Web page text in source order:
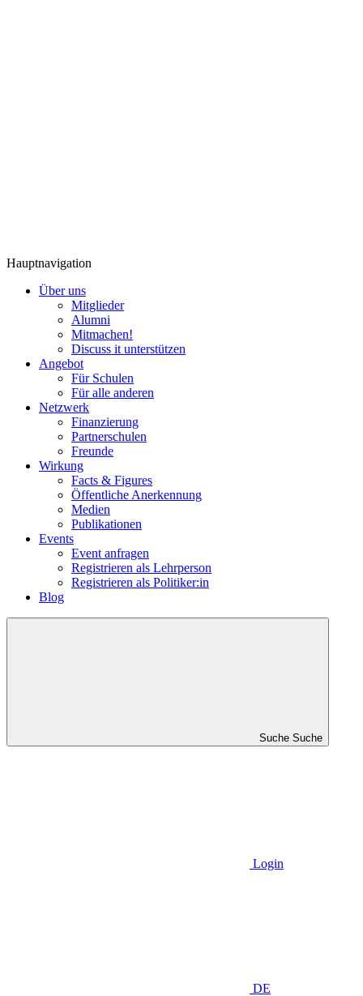
Hauptnavigation
Über uns
Mitglieder
Alumni
Mitmachen!
Discuss it unterstützen
Angebot
Für Schulen
Für alle anderen
Netzwerk
Finanzierung
Partnerschulen
Freunde
Wirkung
Facts & Figures
Öffentliche Anerkennung
Medien
Publikationen
Events
Event anfragen
Registrieren als Lehrperson
Registrieren als Politiker:in
Blog
Suche Suche
Login
DE